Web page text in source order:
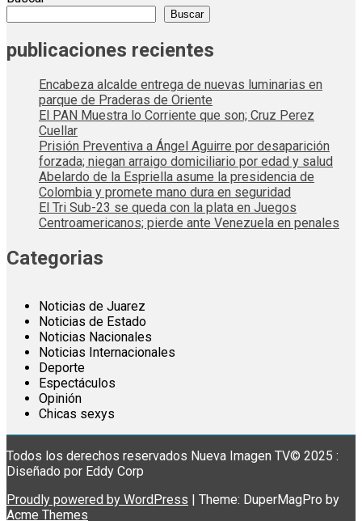
Buscar
publicaciones recientes
Encabeza alcalde entrega de nuevas luminarias en
parque de Praderas de Oriente
El PAN Muestra lo Corriente que son; Cruz Perez
Cuellar
Prisión Preventiva a Ángel Aguirre por desaparición
forzada; niegan arraigo domiciliario por edad y salud
Abelardo de la Espriella asume la presidencia de
Colombia y promete mano dura en seguridad
El Tri Sub-23 se queda con la plata en Juegos
Centroamericanos; pierde ante Venezuela en penales
Categorias
Noticias de Juarez
Noticias de Estado
Noticias Nacionales
Noticias Internacionales
Deporte
Espectáculos
Opinión
Chicas sexys
Todos los derechos reservados Nueva Imagen TV© 2025 :
Diseñado por Eddy Corp
Proudly powered by WordPress
Theme: DuperMagPro by
Acme Themes